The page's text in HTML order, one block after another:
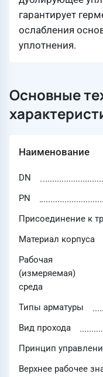
гарантирует
ослабления
уплотнения.
Основные
Наименование
DN
PN
Присоединение к
Материал корпуса
Рабочая
(измеряемая)
среда
Типы арматуры
Вид прохода
Принцип
Верхнее рабочее